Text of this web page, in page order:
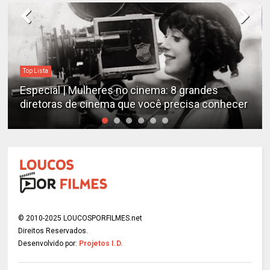
Destaques
Estudo determina os filmes de cães mais
emocionantes de todos os tempos
© 2010-2025 LOUCOSPORFILMES.net
Direitos Reservados.
Desenvolvido por: Projetos I.D.